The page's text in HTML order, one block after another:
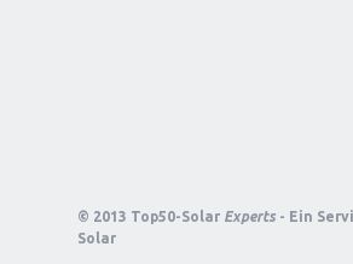
© 2013 Top50-Solar Experts - Ein
Solar